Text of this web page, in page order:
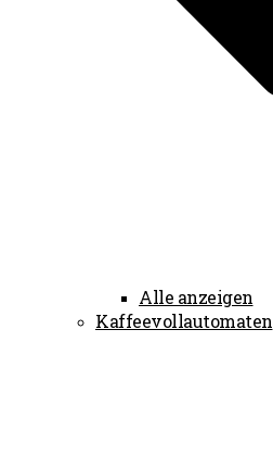
Alle anzeigen
Kaffeevollautomaten